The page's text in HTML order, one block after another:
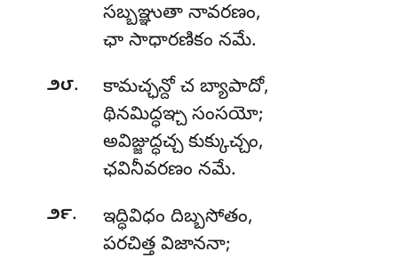
సబ్బఞ్ఞుతా నావరణం,
ఛా సాధారణికం నమే.
౨౮. కామచ్ఛన్దోచ బ్యాపాదో,
థినమిద్ధఞ్చ సంసయో;
అవిజ్జుద్ధచ్చ కుక్కుచ్చం,
ఛవినీవరణం నమే.
౨౯.
ఇద్ధివిధం దిబ్బసోతం,
పరచిత్త విజాననా;